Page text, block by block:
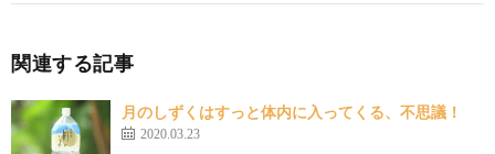
関連する記事
月のしずくはすっと体内に入ってくる、不思議！
2020.03.23